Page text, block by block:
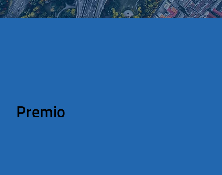
Premio